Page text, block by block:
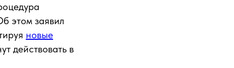
этом заявил
новые
действовать в